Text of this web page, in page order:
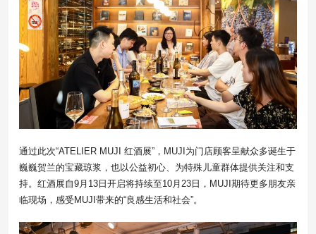
通过此次“ATELIER MUJI 红酒展”，MUJI为门店顾客呈献众多诞生于
巍巍贺兰的宝藏琼浆，也以公益初心、为特殊儿童群体提供关注和支
持。红酒展自9月13日开启将持续至10月23日，MUJI期待更多朋友亲
临现场，感受MUJI带来的“良感生活和社会”。